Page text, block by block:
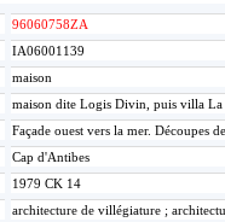
96060758ZA
IA06001139
maison
maison dite Logis Divin, puis villa La
Façade ouest vers la mer. Découpes
Cap d'Antibes
1979 CK 14
architecture de villégiature ;